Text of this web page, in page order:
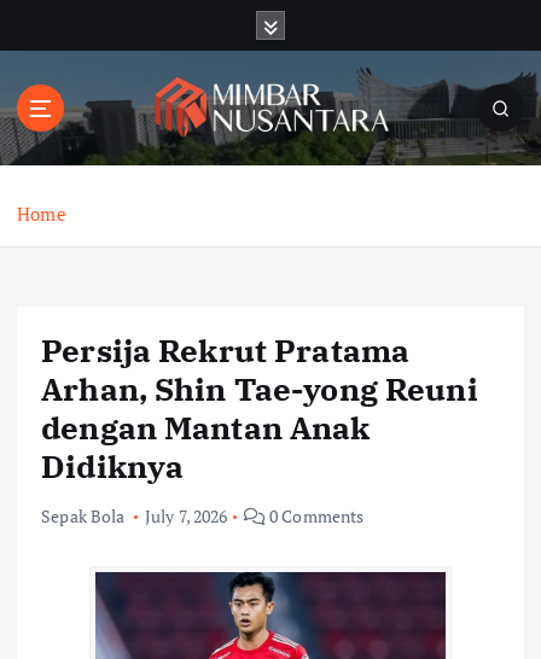
t
o
Home
Persija Rekrut Pratama
Arhan, Shin Tae-yong Reuni
dengan Mantan Anak
Didiknya
Sepak Bola July 7, 2026 0 Comments